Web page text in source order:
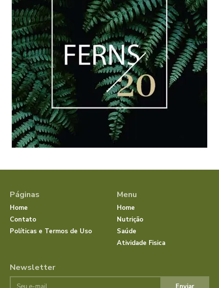
Páginas
Home
Contato
Políticas e Termos de Uso
Menu
Home
Nutrição
Saúde
Atividade Fisica
Newsletter